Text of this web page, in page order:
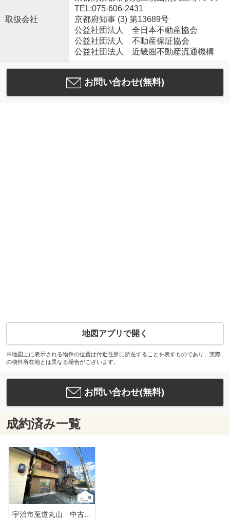
取扱会社
TEL:075-606-2431
京都府知事 (3) 第13689号
公益社団法人 全日本不動産協会
公益社団法人 不動産保証協会
公益社団法人 近畿圏不動産流通機構
お問い合わせ(無料)
地図アプリで開く
※地図上に表示される物件の位置は付近住所に所在することを表すものであり、実際
の物件所在地とは異なる場合がございます。
お問い合わせ(無料)
成約済み一覧
宇治市莵道丸山 中古戸建